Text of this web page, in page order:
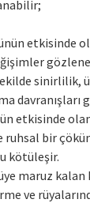
etkisinde
sinirlilik,
davranışları
etkisinde
ruhsal bir
kötüleşir.
maruz
ve